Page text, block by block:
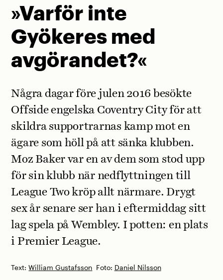
»Varför inte
Gyökeres med
avgörandet?«
Text:William Gustafsson Foto: Daniel Nilsson
Några dagar före julen 2016 besökte
Offside engelska Coventry City för att
skildra supportrarnas kamp mot en
ägare som höll på att sänka klubben.
Moz Baker var en av dem som stod upp
för sin klubb när nedflyttningen till
League Two kröp allt närmare. Drygt
sex år senare ser han i eftermiddag sitt
lag spela på Wembley. I potten: en plats
i Premier League.